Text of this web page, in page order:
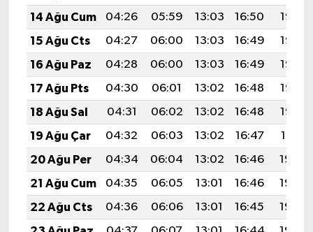
14 Ağu Cum
04:26 05:59 13:03 16:50
19:57
15 Ağu Cts
04:27 06:00 13:03 16:49
19:56
16 Ağu Paz
04:28 06:00 13:03 16:49
19:55
17 Ağu Pts
04:30 06:01 13:02 16:48
19:53
18 Ağu Sal
04:31 06:02 13:02 16:48
19:52
19 Ağu Çar
04:32 06:03 13:02 16:47
19:51
20 Ağu Per
04:34 06:04 13:02 16:46
19:49
21 Ağu Cum
04:35 06:05 13:01 16:46
19:48
22 Ağu Cts
04:36 06:06 13:01 16:45
19:46